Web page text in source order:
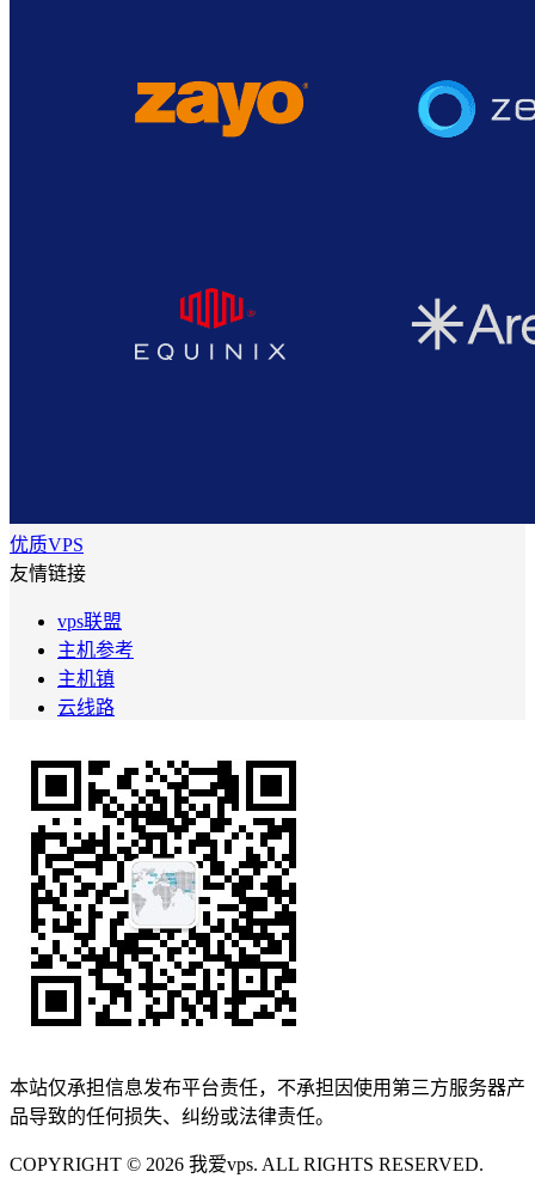
优质VPS
友情链接
vps联盟
主机参考
主机镇
云线路
本站仅承担信息发布平台责任，不承担因使用第三方服务器产
品导致的任何损失、纠纷或法律责任。
COPYRIGHT © 2026 我爱vps. ALL RIGHTS RESERVED.